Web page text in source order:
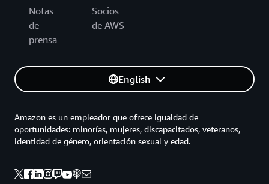
Notas
de
prensa
Socios
de AWS
English
Amazon es un empleador que ofrece igualdad de
oportunidades: minorías, mujeres, discapacitados, veteranos,
identidad de género, orientación sexual y edad.